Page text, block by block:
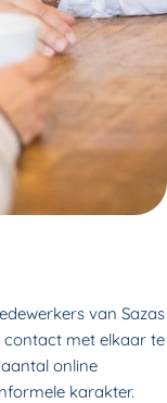
van Sazas
contact met elkaar te
online
karakter.